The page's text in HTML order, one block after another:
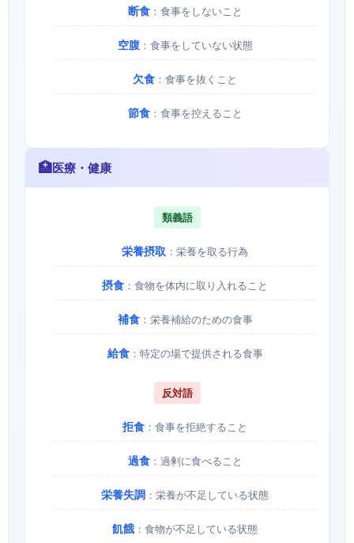
断食：食事をしないこと
空腹：食事をしていない状態
欠食 ：食事を抜くこと
節食：食事を控えること
🏥医療・健康
類義語
栄養摂取 ：栄養を取る行為
摂食 ：食物を体内に取り入れること
補食：栄養補給のための食事
給食：特定の場で提供される食事
反対語
拒食 ：食事を拒絶すること
過食：過剰に食べること
栄養失調 ：栄養が不足している状態
飢餓 ：食物が不足している状態